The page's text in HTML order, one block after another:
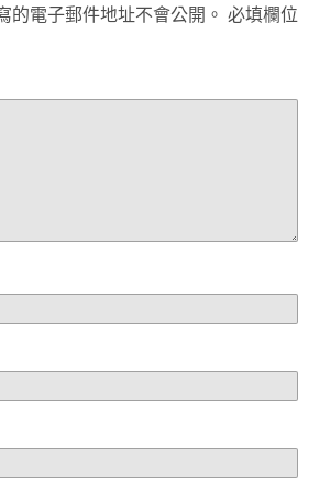
的電子郵件地址不會公開。 必填欄位